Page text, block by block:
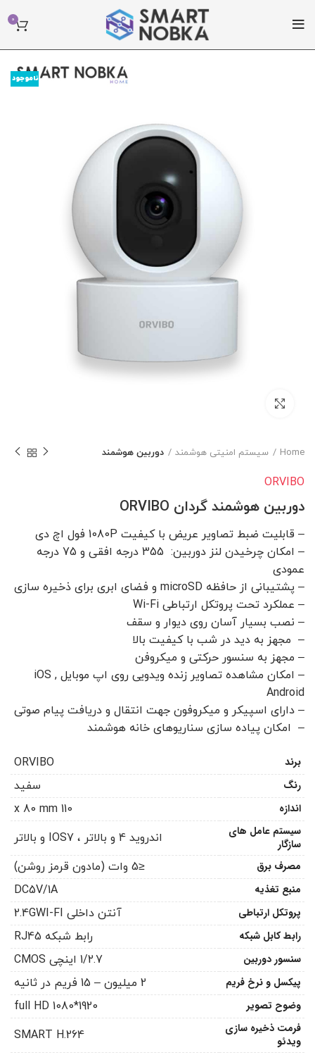
0
ناموجود
Home سیستم امنیتی هوشمند دوربین هوشمند
ORVIBO
دوربین هوشمند گردان ORVIBO
– قابلیت ضبط تصاویر عریض با کیفیت 1080P فول اچ دی
– امکان چرخیدن لنز دوربین: 355 درجه افقی و 75 درجه
عمودی
– پشتیبانی از حافظه microSD و فضای ابری برای ذخیره سازی
– عملکرد تحت پروتکل ارتباطی Wi-Fi
– نصب بسیار آسان روی دیوار و سقف
– مجهز به دید در شب با کیفیت بالا
– مجهز به سنسور حرکتی و میکروفن
– امکان مشاهده تصاویر زنده ویدویی روی اپ موبایل iOS ,
Android
– دارای اسپیکر و میکروفون جهت انتقال و دریافت پیام صوتی
– امکان پیاده سازی سناریوهای خانه هوشمند
برند
ORVIBO
رنگ
سفید
اندازه
110 x 80 mm
سیستم عامل های
سازگار
اندروید 4 و بالاتر ، IOS7 و بالاتر
مصرف برق
≤5 وات (مادون قرمز روشن)
منبع تغذیه
DC5V/1A
پروتکل ارتباطی
آنتن داخلی 2.4GWI-FI
رابط کابل شبکه
رابط شبکه RJ45
سنسور دوربین
1/2.7 اینچی CMOS
پیکسل و نرخ فریم
2 میلیون – 15 فریم در ثانیه
وضوح تصویر
1920*1080 full HD
فرمت ذخیره سازی
ویدئو
SMART H.264